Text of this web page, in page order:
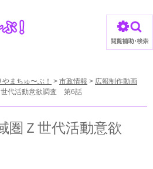
やまちゅ〜ぶ！ > 市政情報 > 広報制作動画
世代活動意欲調査 第6話
圏Ｚ世代活動意欲